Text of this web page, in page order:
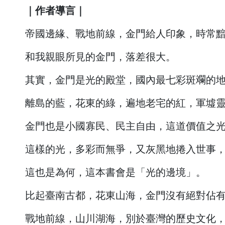
｜作者導言｜
帝國邊緣、戰地前線，金門給人印象，時常
和我親眼所見的金門，落差很大。
其實，金門是光的殿堂，國內最七彩斑斕的
離島的藍，花東的綠，遍地老宅的紅，軍墟
金門也是小國寡民、民主自由，這道價值之
這樣的光，多彩而無爭，又灰黑地捲入世事
這也是為何，這本書會是「光的邊境」。
比起臺南古都，花東山海，金門沒有絕對佔
戰地前線，山川湖海，別於臺灣的歷史文化